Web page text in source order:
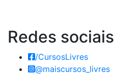
Redes sociais
/CursosLivres
@maiscursos_livres